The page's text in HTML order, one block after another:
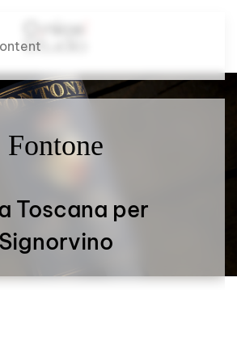
Fontone
Toscana per
Signorvino